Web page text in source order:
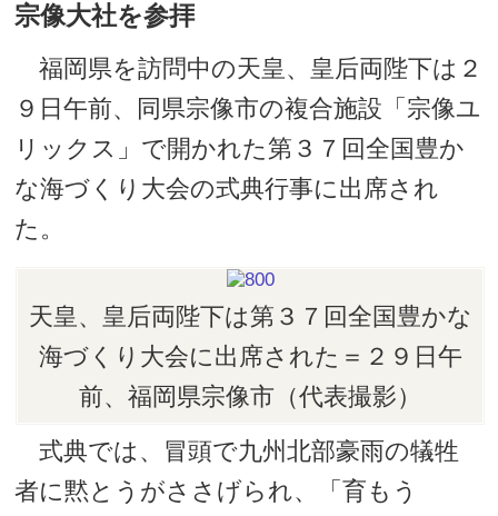
宗像大社を参拝
福岡県を訪問中の天皇、皇后両陛下は２
９日午前、同県宗像市の複合施設「宗像ユ
リックス」で開かれた第３７回全国豊か
な海づくり大会の式典行事に出席され
た。
天皇、皇后両陛下は第３７回全国豊かな
海づくり大会に出席された＝２９日午
前、福岡県宗像市（代表撮影）
式典では、冒頭で九州北部豪雨の犠牲
者に黙とうがささげられ、「育もう